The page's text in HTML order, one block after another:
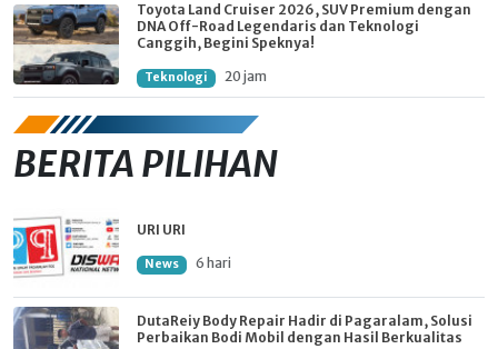
Toyota Land Cruiser 2026, SUV Premium dengan
DNA Off-Road Legendaris dan Teknologi
Canggih, Begini Speknya!
Teknologi 20 jam
BERITA PILIHAN
URI URI
News 6 hari
DutaReiy Body Repair Hadir di Pagaralam, Solusi
Perbaikan Bodi Mobil dengan Hasil Berkualitas